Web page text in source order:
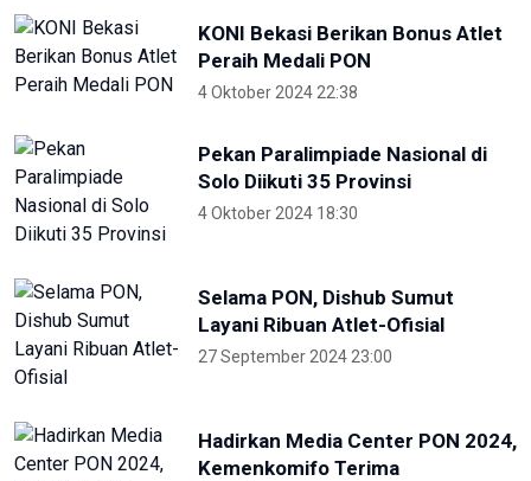
KONI Bekasi Berikan Bonus Atlet
Peraih Medali PON
4 Oktober 2024 22:38
Pekan Paralimpiade Nasional di
Solo Diikuti 35 Provinsi
4 Oktober 2024 18:30
Selama PON, Dishub Sumut
Layani Ribuan Atlet-Ofisial
27 September 2024 23:00
Hadirkan Media Center PON 2024,
Kemenkomifo Terima